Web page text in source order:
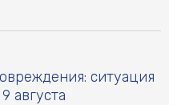
ситуация
августа